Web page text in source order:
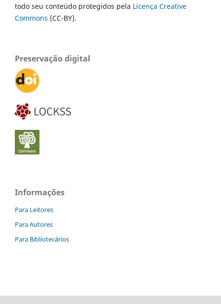
todo seu conteúdo protegidos pela Licença Creative
Commons (CC-BY).
Preservação digital
Informações
Para Leitores
Para Autores
Para Bibliotecários